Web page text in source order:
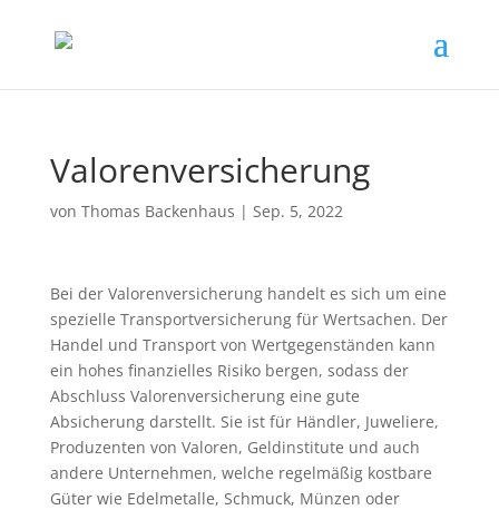
Valorenversicherung
von Thomas Backenhaus | Sep. 5, 2022
Bei der Valorenversicherung handelt es sich um eine
spezielle Transportversicherung für Wertsachen. Der
Handel und Transport von Wertgegenständen kann
ein hohes finanzielles Risiko bergen, sodass der
Abschluss Valorenversicherung eine gute
Absicherung darstellt. Sie ist für Händler, Juweliere,
Produzenten von Valoren, Geldinstitute und auch
andere Unternehmen, welche regelmäßig kostbare
Güter wie Edelmetalle, Schmuck, Münzen oder